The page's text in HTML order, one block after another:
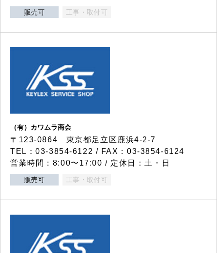
販売可 工事・取付可
（有）カワムラ商会
〒123-0864 東京都足立区鹿浜4-2-7
TEL：03-3854-6122 / FAX：03-3854-6124
営業時間：8:00〜17:00 / 定休日：土・日
販売可 工事・取付可